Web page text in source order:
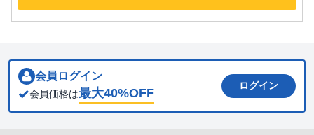
会員ログイン
会員価格は最大40%OFF
ログイン